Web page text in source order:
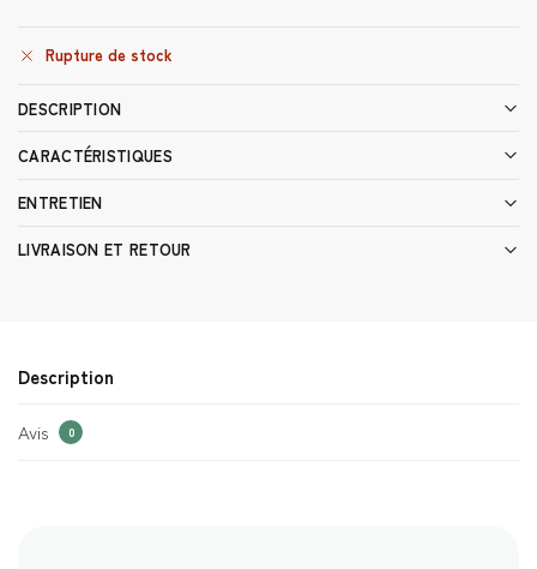
Rupture de stock
DESCRIPTION
CARACTÉRISTIQUES
ENTRETIEN
LIVRAISON ET RETOUR
Description
Avis 0